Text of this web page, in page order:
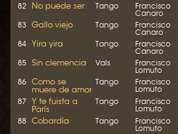
82 No puede ser Tango
Francisco
Canaro
83 Gallo viejo Tango
Francisco
Canaro
84 Yira yira Tango
Francisco
Canaro
85 Sin clemencia Vals
Francisco
Lomuto
86 Como se
muere de amor
Tango
Francisco
Lomuto
87 Y te fuista a
París
Tango
Francisco
Lomuto
88 Cobardía Tango
Francisco
Lomuto